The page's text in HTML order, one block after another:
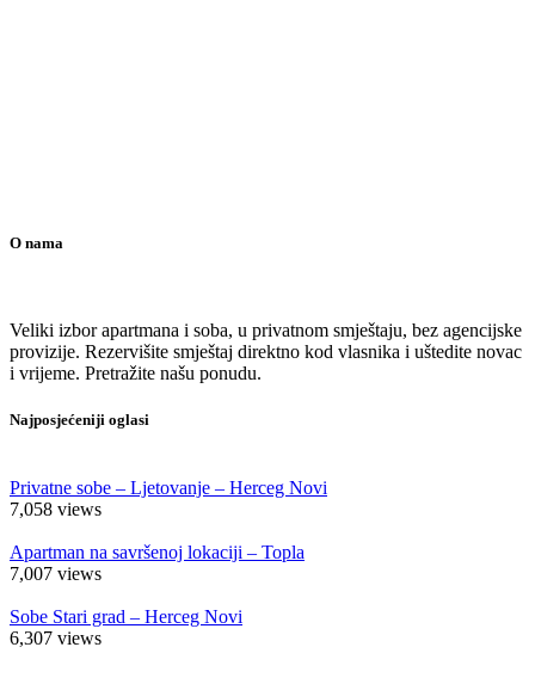
O nama
Veliki izbor apartmana i soba, u privatnom smještaju, bez agencijske
provizije. Rezervišite smještaj direktno kod vlasnika i uštedite novac
i vrijeme. Pretražite našu ponudu.
Najposjećeniji oglasi
Privatne sobe – Ljetovanje – Herceg Novi
7,058 views
Apartman na savršenoj lokaciji – Topla
7,007 views
Sobe Stari grad – Herceg Novi
6,307 views